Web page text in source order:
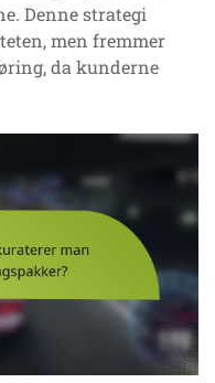
Denne strategi
men fremmer
da kunderne